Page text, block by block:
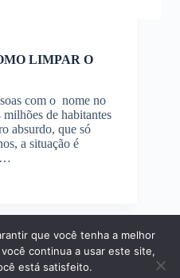
LIMPAR O
com o nome no
milhões de habitantes
absurdo, que só
a situação é
…
Aplicativos
Notícias
Tecnologia
que você tenha a melhor
continua a usar este site,
está satisfeito.